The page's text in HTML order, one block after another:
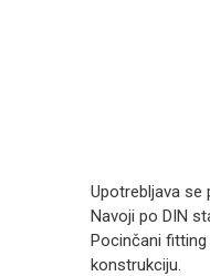
Upotrebljava se
Navoji po DIN
Pocinčani
konstrukciju.